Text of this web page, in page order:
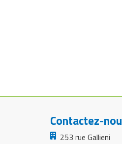
Contactez-
253 rue Gallieni